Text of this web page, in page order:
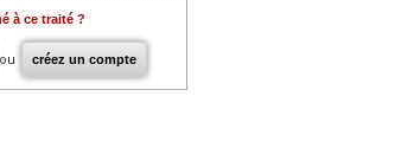
à ce traité ?
ou créez un compte